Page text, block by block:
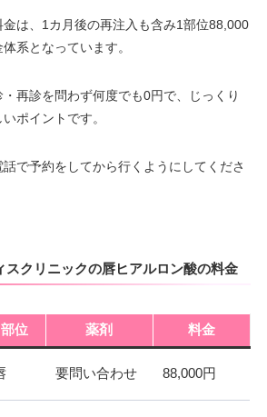
金は、1カ月後の再注入も含み1部位88,000
系となっています。
再診を問わず何度でも0円で、じっくり
ポイントです。
で予約をしてから行くようにしてくださ
スクリニックの唇ヒアルロン酸の料金
部位 薬剤 料金
要問い合わせ 88,000円